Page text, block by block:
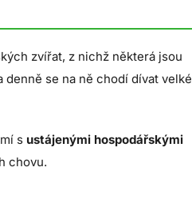
zvířat, z nichž některá jsou
denně se na ně chodí dívat velké
s ustájenými hospodářskými
chovu.